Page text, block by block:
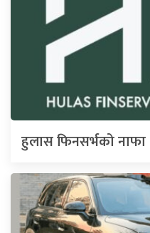
हुलास फिनसर्भको